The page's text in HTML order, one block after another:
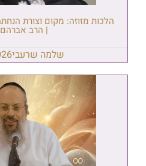
הלכות מזוזה: מקום וצורת
| הרב
שלמה שרעבי